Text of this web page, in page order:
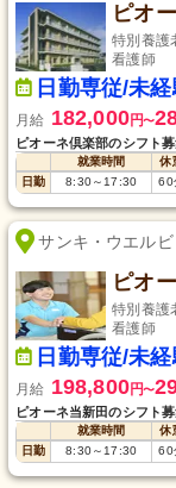
ピオ
特別養護
看護師
日勤専従/未
月給 182,000円〜
ピオーネ倶楽部のシフト
就業時間 休
日勤
8:30～ 17:30 60
サンキ・ウエル
ピオ
特別養護
看護師
日勤専従/未
月給 198,800円〜
ピオーネ当新田のシフト
就業時間 休
日勤
8:30～ 17:30 60